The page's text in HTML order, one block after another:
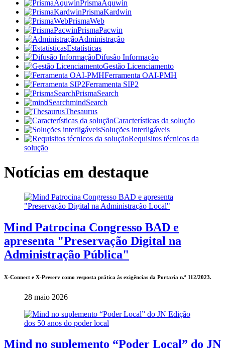
PrismaAquwin
PrismaKardwin
PrismaWeb
PrismaPacwin
Administração
Estatísticas
Difusão Informação
Gestão Licenciamento
Ferramenta OAI-PMH
Ferramenta SIP2
PrismaSearch
mindSearch
Thesaurus
Características da solução
Soluções interligáveis
Requisitos técnicos da
solução
Notícias em destaque
Mind Patrocina Congresso BAD e
apresenta "Preservação Digital na
Administração Pública"
X-Connect e X-Preserv como resposta prática às exigências da Portaria n.º 112/2023.
28 maio 2026
Mind no suplemento “Poder Local” do JN